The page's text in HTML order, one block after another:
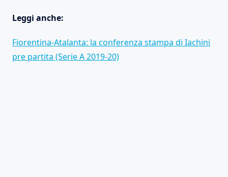
Leggi anche:
Fiorentina-Atalanta: la conferenza stampa di Iachini
pre partita (Serie A 2019-20)